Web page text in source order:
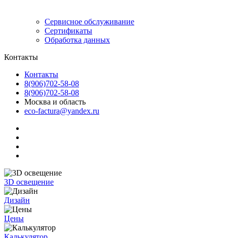
Сервисное обслуживание
Сертификаты
Обработка данных
Контакты
Контакты
8(906)702-58-08
8(906)702-58-08
Москва и область
eco-factura@yandex.ru
3D освещение
Дизайн
Цены